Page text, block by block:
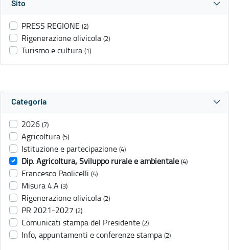
Sito
PRESS REGIONE (2)
Rigenerazione olivicola (2)
Turismo e cultura (1)
Categoria
2026 (7)
Agricoltura (5)
Istituzione e partecipazione (4)
Dip. Agricoltura, Sviluppo rurale e ambientale (4)
Francesco Paolicelli (4)
Misura 4.A (3)
Rigenerazione olivicola (2)
PR 2021-2027 (2)
Comunicati stampa del Presidente (2)
Info, appuntamenti e conferenze stampa (2)